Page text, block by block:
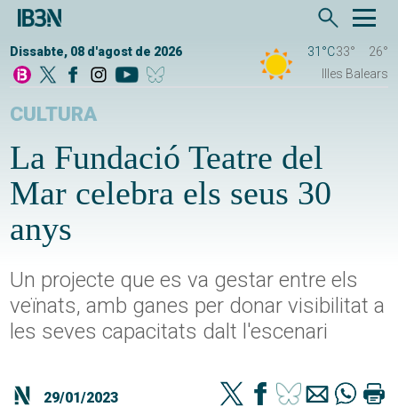
Dissabte, 08 d'agost de 2026 31°C33°
26°
Illes Balears
CULTURA
La Fundació Teatre del
Mar celebra els seus 30
anys
Un projecte que es va gestar entre els
veïnats, amb ganes per donar visibilitat a
les seves capacitats dalt l'escenari
29/01/2023